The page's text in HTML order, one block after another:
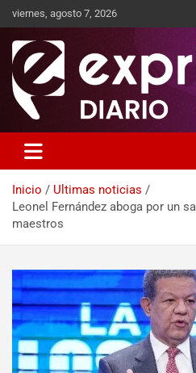
viernes, agosto 7, 2026
Exprimidor
Inicio
Ultimas noticias
Leonel Fernández aboga por un
maestros